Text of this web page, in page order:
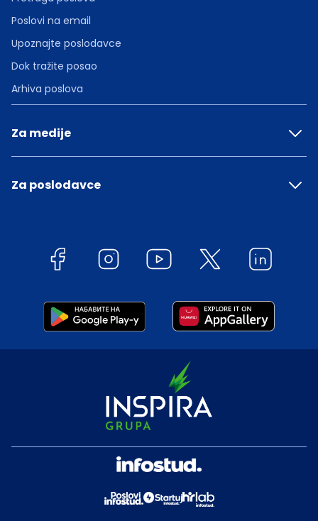
Poslovi na email
Upoznajte poslodavce
Dok tražite posao
Arhiva poslova
Za medije
Za poslodavce